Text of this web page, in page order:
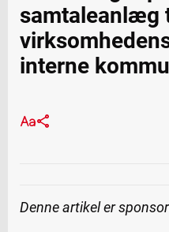
samtaleanlæg
interne
Denne artikel er